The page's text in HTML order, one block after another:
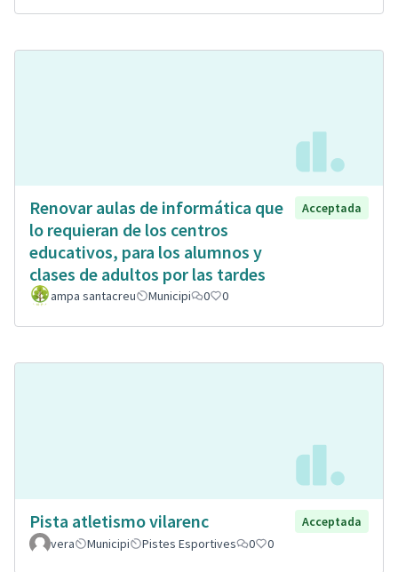
Renovar aulas de informática que
lo requieran de los centros
educativos, para los alumnos y
clases de adultos por las tardes
Acceptada
ampa santacreu Municipi 0 0
Pista atletismo vilarenc
Acceptada
vera
Municipi Pistes Esportives 0 0